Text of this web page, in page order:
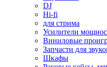
DJ
Hi-fi
для стрима
Усилители
Виниловые
Запчасти для
Шкафы